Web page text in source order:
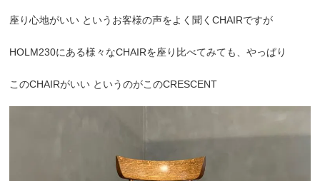
座り心地がいい というお客様の声をよく聞くCHAIRですが
HOLM230にある様々なCHAIRを座り比べてみても、やっぱり
このCHAIRがいい というのがこのCRESCENT